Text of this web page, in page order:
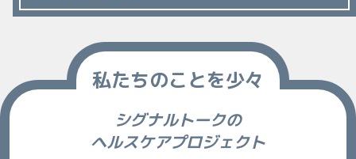
私たちのことを少々
シグナルトークの
ヘルスケアプロジェクト